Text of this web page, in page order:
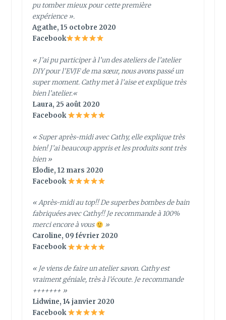
pu tomber mieux pour cette première
expérience ».
Agathe, 15 octobre 2020
Facebook
«J’ai pu participer à l’un des ateliers de l’atelier
DIY pour l’EVJF de ma sœur, nous avons passé un
super moment. Cathy met à l’aise et explique très
bien l’atelier.«
Laura, 25 août 2020
Facebook
« Super après-midi avec Cathy, elle explique très
bien! J’ai beaucoup appris et les produits sont très
bien »
Elodie, 12 mars 2020
Facebook
« Après-midi au top!! De superbes bombes de bain
fabriquées avec Cathy!! Je recommande à 100%
merci encore à vous
»
Caroline, 09 février 2020
Facebook
« Je viens de faire un atelier savon. Cathy est
vraiment géniale, très à l’écoute. Je recommande
+++++++ »
Lidwine, 14 janvier 2020
Facebook